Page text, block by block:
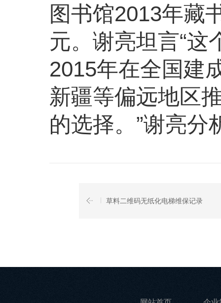
图书馆2013年藏
元。谢亮坦言“这
2015年在全国建
新疆等偏远地区
的选择。”谢亮分
草料二维码无纸化电梯维保记录